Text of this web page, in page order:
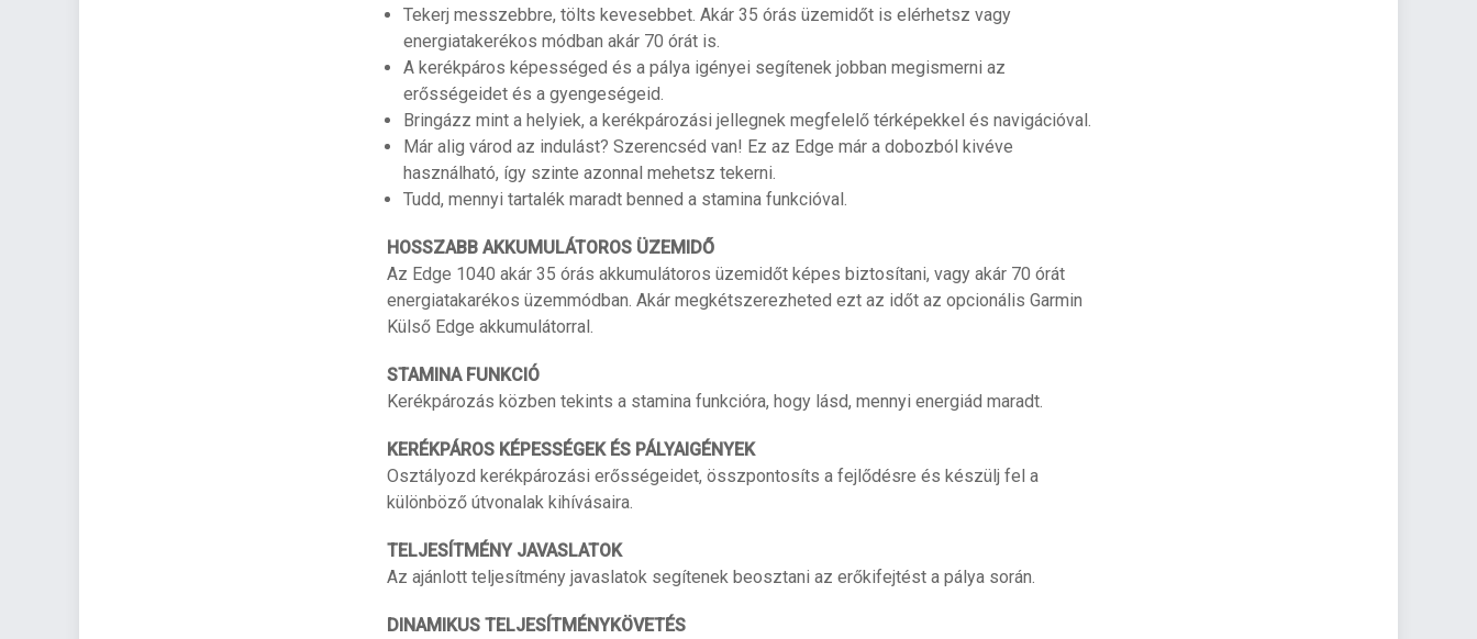
Tekerj messzebbre, tölts kevesebbet. Akár 35 órás üzemidőt is elérhetsz vagy
energiatakerékos módban akár 70 órát is.
A kerékpáros képességed és a pálya igényei segítenek jobban megismerni az
erősségeidet és a gyengeségeid.
Bringázz mint a helyiek, a kerékpározási jellegnek megfelelő térképekkel és navigációval.
Már alig várod az indulást? Szerencséd van! Ez az Edge már a dobozból kivéve
használható, így szinte azonnal mehetsz tekerni.
Tudd, mennyi tartalék maradt benned a stamina funkcióval.
HOSSZABB AKKUMULÁTOROS ÜZEMIDŐ
Az Edge 1040 akár 35 órás akkumulátoros üzemidőt képes biztosítani, vagy akár 70 órát
energiatakarékos üzemmódban. Akár megkétszerezheted ezt az időt az opcionális Garmin
Külső Edge akkumulátorral.
STAMINA FUNKCIÓ
Kerékpározás közben tekints a stamina funkcióra, hogy lásd, mennyi energiád maradt.
KERÉKPÁROS KÉPESSÉGEK ÉS PÁLYAIGÉNYEK
Osztályozd kerékpározási erősségeidet, összpontosíts a fejlődésre és készülj fel a
különböző útvonalak kihívásaira.
TELJESÍTMÉNY JAVASLATOK
Az ajánlott teljesítmény javaslatok segítenek beosztani az erőkifejtést a pálya során.
DINAMIKUS TELJESÍTMÉNYKÖVETÉS